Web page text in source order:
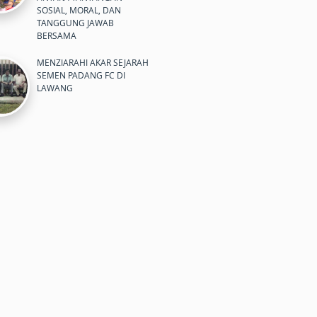
SOSIAL, MORAL, DAN
TANGGUNG JAWAB
BERSAMA
MENZIARAHI AKAR SEJARAH
SEMEN PADANG FC DI
LAWANG